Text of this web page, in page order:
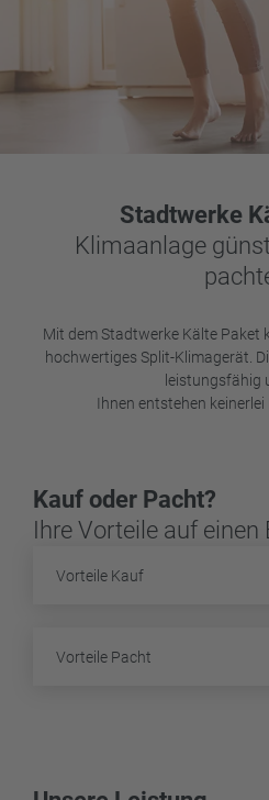
Stadtwerke
Klimaanlage
Mit dem Stadtwerke Kälte Paket
hochwertiges Split-Klimagerät.
leistungsfähig
Ihnen entstehen
Kauf oder Pacht?
Ihre Vorteile auf einen
Vorteile Kauf
Vorteile Pacht